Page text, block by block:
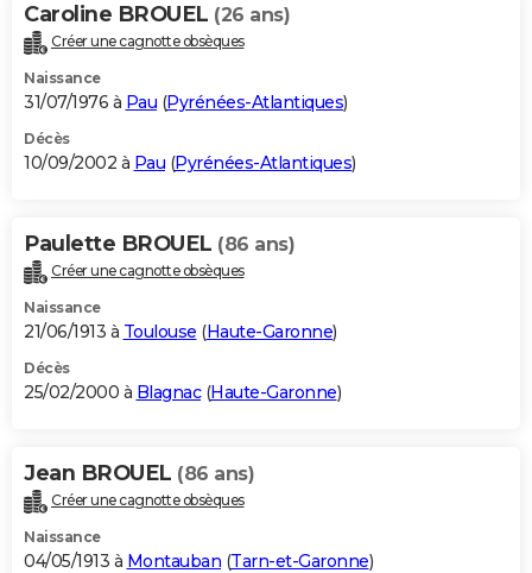
Caroline BROUEL (26 ans)
Créer une cagnotte obsèques
Naissance
31/07/1976 à Pau (Pyrénées-Atlantiques)
Décès
10/09/2002 à Pau (Pyrénées-Atlantiques)
Paulette BROUEL (86 ans)
Créer une cagnotte obsèques
Naissance
21/06/1913 à Toulouse (Haute-Garonne)
Décès
25/02/2000 à Blagnac(Haute-Garonne)
Jean BROUEL (86 ans)
Créer une cagnotte obsèques
Naissance
04/05/1913 à Montauban (Tarn-et-Garonne)